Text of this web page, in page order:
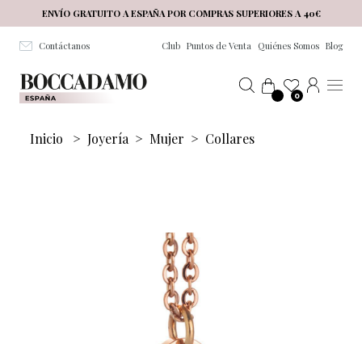
Salta al contenuto principale
ENVÍO GRATUITO A ESPAÑA POR COMPRAS SUPERIORES A 40€
Contáctanos Club Puntos de Venta Quiénes Somos Blog
0
Inicio > Joyería > Mujer > Collares